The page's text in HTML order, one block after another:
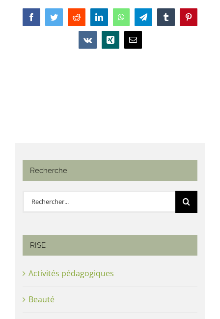
FacebookTwitterReddit LinkedInWhatsAppTelegramTumblrPinterest
Vk Xing Email
Recherche
Rechercher:
RISE
Activités pédagogiques
Beauté